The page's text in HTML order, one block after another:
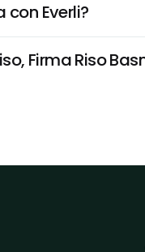
Everli?
Firma Riso